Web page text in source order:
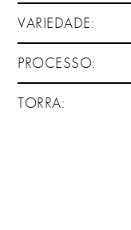
VARIEDADE:
PROCESSO:
TORRA: